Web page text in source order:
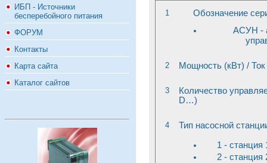
ИБП - Источники
бесперебойного питания
ФОРУМ
Контакты
Карта сайта
Каталог сайтов
1
Обозначение
АСУН -
2 Мощность (кВт) /
3
Количество
D…)
4 Тип насосной
1 - станция
2 - станция